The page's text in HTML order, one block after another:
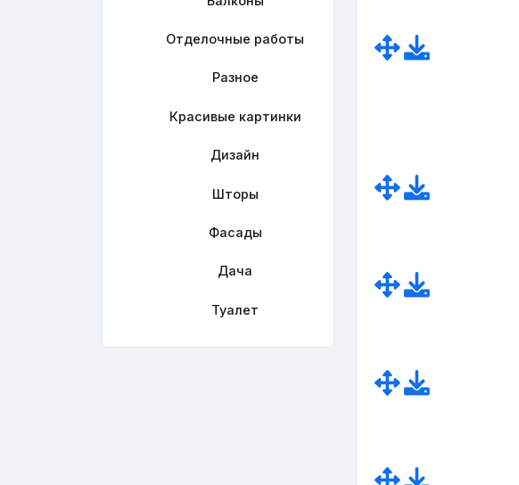
Отделочные работы
Разное
Красивые картинки
Дизайн
Шторы
Фасады
Дача
Туалет